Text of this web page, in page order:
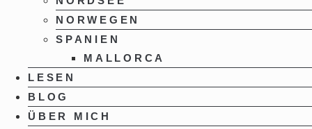
NORWEGEN
SPANIEN
MALLORCA
LESEN
BLOG
ÜBER MICH